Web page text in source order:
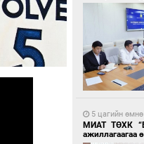
5 цагийн
МИАТ ТӨХК
ажиллагаагаа